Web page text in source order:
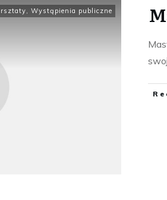
Wystąpienia publiczne